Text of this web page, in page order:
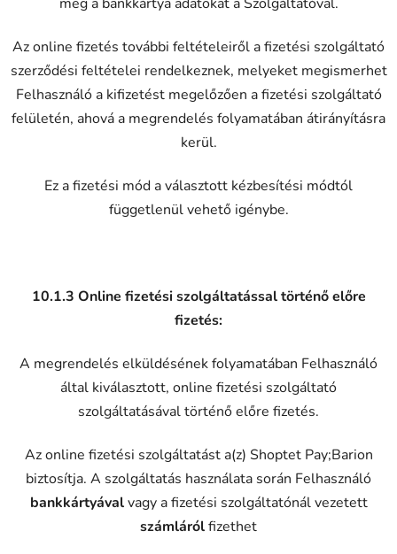
Az online fizetés további feltételeiről a fizetési szolgáltató
szerződési feltételei rendelkeznek, melyeket megismerhet
Felhasználó a kifizetést megelőzően a fizetési szolgáltató
felületén, ahová a megrendelés folyamatában átirányításra
kerül.
Ez a fizetési mód a választott kézbesítési módtól
függetlenül vehető igénybe.
10.1.3 Online fizetési szolgáltatással történő előre
fizetés:
A megrendelés elküldésének folyamatában Felhasználó
által kiválasztott, online fizetési szolgáltató
szolgáltatásával történő előre fizetés.
Az online fizetési szolgáltatást a(z) Shoptet Pay;Barion
biztosítja. A szolgáltatás használata során Felhasználó
bankkártyávalvagy a fizetési szolgáltatónál vezetett
számlárólfizethet